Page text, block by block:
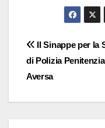
articoli
Il Sinappe per la
di Polizia
Aversa